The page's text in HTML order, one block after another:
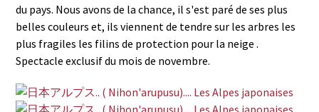
du pays. Nous avons de la chance, il s'est paré de ses plus
belles couleurs et, ils viennent de tendre sur les arbres les
plus fragiles les filins de protection pour la neige .
Spectacle exclusif du mois de novembre.